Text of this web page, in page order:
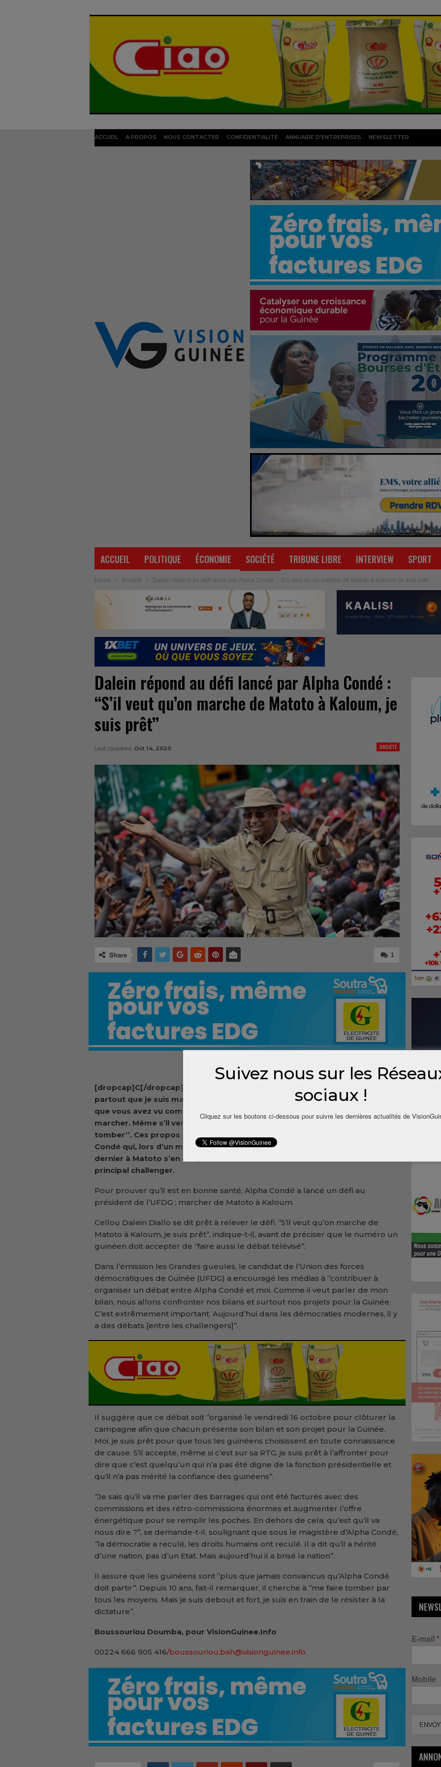
ACCUEIL A PROPOS NOUS CONTACTER CONFIDENTIALITÉ ANNUAIRE D’ENTREPRISES NEWSLETTER
ACCUEIL POLITIQUE ÉCONOMIE SOCIÉTÉ TRIBUNE LIBRE INTERVIEW SPORT
Home Société Dalein répond au défi lancé par Alpha Condé : ‘‘S’il veut qu’on marche de Matoto à Kaloum, je suis prêt’’
Dalein répond au défi lancé par Alpha Condé :
‘‘S’il veut qu’on marche de Matoto à Kaloum, je
suis prêt’’
SOCIÉTÉ
Last Updated Oct 14, 2020
1
Share
[dropcap]C[/dropcap]ellou dit
partout que je suis malade. Est-ce
que vous avez vu comment il
marcher. Même s’il vent souffle, il va
tomber’’. Ces propos sont d’Alpha
Condé qui, lors d’un meeting samedi
dernier à Matoto s’en est pris à son
principal challenger.
Pour prouver qu’il est en bonne santé, Alpha Condé a lancé un défi au
président de l’UFDG : marcher de Matoto à Kaloum.
Cellou Dalein Diallo se dit prêt à relever le défi. ‘’S’il veut qu’on marche de
Matoto à Kaloum, je suis prêt’’, indique-t-il, avant de préciser que le numéro un
guinéen doit accepter de ‘’faire aussi le débat télévisé’’.
Dans l’émission les Grandes gueules, le candidat de l’Union des forces
démocratiques de Guinée (UFDG) a encouragé les médias à ‘’contribuer à
organiser un débat entre Alpha Condé et moi. Comme il veut parler de mon
bilan, nous allons confronter nos bilans et surtout nos projets pour la Guinée.
C’est extrêmement important. Aujourd’hui dans les démocraties modernes, il y
a des débats [entre les challengers]’’.
Il suggère que ce débat soit ‘’organisé le vendredi 16 octobre pour clôturer la
campagne afin que chacun présente son bilan et son projet pour la Guinée.
Moi, je suis prêt pour que tous les guinéens choisissent en toute connaissance
de cause. S’il accepte, même si c’est sur sa RTG, je suis prêt à l’affronter pour
dire que c’est quelqu’un qui n’a pas été digne de la fonction présidentielle et
qu’il n’a pas mérité la confiance des guinéens’’.
‘’Je sais qu’il va me parler des barrages qui ont été facturés avec des
commissions et des rétro-commissions énormes et augmenter l’offre
énergétique pour se remplir les poches. En dehors de cela, qu’est qu’il va
nous dire ?’’, se demande-t-il, soulignant que sous le magistère d’Alpha Condé,
‘’la démocratie a reculé, les droits humains ont reculé. Il a dit qu’il a hérité
d’une nation, pas d’un Etat. Mais aujourd’hui il a brisé la nation’’.
II assure que les guinéens sont ‘’plus que jamais convaincus qu’Alpha Condé
doit partir’’. Depuis 10 ans, fait-il remarquer, il cherche à ‘’me faire tomber par
tous les moyens. Mais je suis debout et fort, je suis en train de le résister à la
dictature’’.
Boussouriou Doumba, pour VisionGuinee.Info
00224 666 905 416/boussouriou.bah@visionguinee.info
E-mail *
Mobile
Suivez nous sur les
sociaux !
Cliquez sur les boutons ci-dessous pour suivre les dernières actualités de